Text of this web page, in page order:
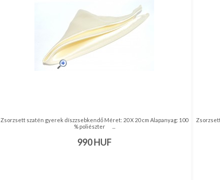
Zsorzsett szatén gyerek díszzsebkendő Méret: 20 X 20 cm Alapanyag: 100
% poliészter ...
990HUF